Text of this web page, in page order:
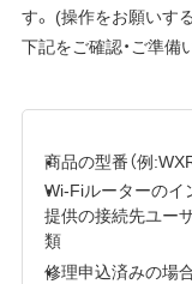
す。 (操作をお願いす
下記をご確認・ご準備
商品の型番（例
Wi-Fiルーターのイ
提供の接続先ユー
類
修理申込済みの場合